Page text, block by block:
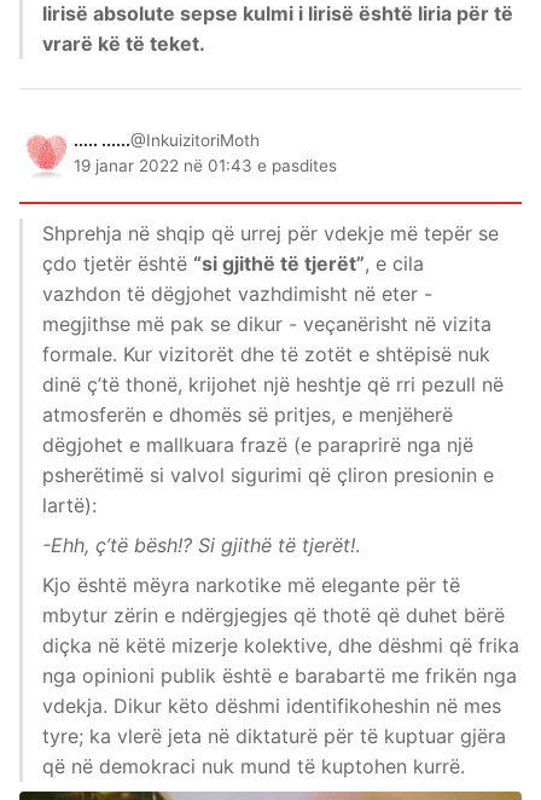
lirisë absolute sepse kulmi i lirisë është liria për të
vrarë kë të teket.
..... ......@InkuizitoriMoth
19 janar 2022 në 01:43 e pasdites
Shprehja në shqip që urrej për vdekje më tepër se
çdo tjetër është “si gjithë të tjerët”, e cila
vazhdon të dëgjohet vazhdimisht në eter -
megjithse më pak se dikur - veçanërisht në vizita
formale. Kur vizitorët dhe të zotët e shtëpisë nuk
dinë ç’të thonë, krijohet një heshtje që rri pezull në
atmosferën e dhomës së pritjes, e menjëherë
dëgjohet e mallkuara frazë (e paraprirë nga një
psherëtimë si valvol sigurimi që çliron presionin e
lartë):
-Ehh, ç’të bësh!? Si gjithë të tjerët!.
Kjo është mëyra narkotike më elegante për të
mbytur zërin e ndërgjegjes që thotë që duhet bërë
diçka në këtë mizerje kolektive, dhe dëshmi që frika
nga opinioni publik është e barabartë me frikën nga
vdekja. Dikur këto dëshmi identifikoheshin në mes
tyre; ka vlerë jeta në diktaturë për të kuptuar gjëra
që në demokraci nuk mund të kuptohen kurrë.